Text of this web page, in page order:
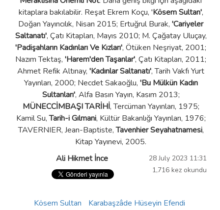
kitaplara bakılabilir. Reşat Ekrem Koçu, 'Kösem Sultan',
Doğan Yayıncılık, Nisan 2015; Ertuğrul Burak, 'Cariyeler
Saltanatı', Çatı Kitapları, Mayıs 2010; M. Çağatay Uluçay,
'Padişahların Kadınları Ve Kızları', Ötüken Neşriyat, 2001;
Nazım Tektaş, 'Harem'den Taşanlar', Çatı Kitapları, 2011;
Ahmet Refik Altınay, 'Kadınlar Saltanatı', Tarih Vakfı Yurt
Yayınları, 2000; Necdet Sakaoğlu, 'Bu Mülkün Kadın
Sultanları', Alfa Basın Yayın, Kasım 2013;
MÜNECCİMBAŞI TARİHİ, Tercüman Yayınları, 1975;
Kamil Su,Tarih-i Gılmani, Kültür Bakanlığı Yayınları, 1976;
TAVERNIER, Jean-Baptiste,Tavenhier Seyahatnamesi,
Kitap Yayınevi, 2005.
28 July 2023 11:31
1,716 kez okundu
Ali Hikmet İnce
Kösem Sultan
Karabaşzâde Hüseyin Efendi